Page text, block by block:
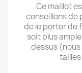
Ce maillot
conseillons de
de le porter de
soit plus
dessus